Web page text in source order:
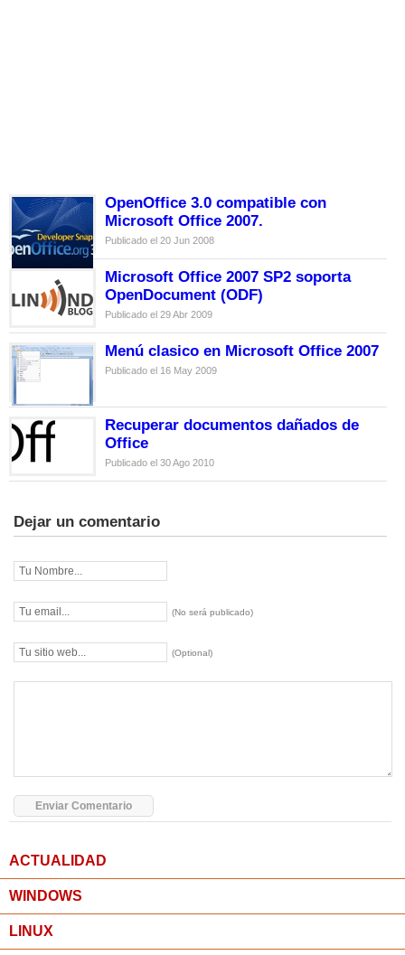
OpenOffice 3.0 compatible con
Microsoft Office 2007.
Publicado el 20 Jun 2008
Microsoft Office 2007 SP2 soporta
OpenDocument (ODF)
Publicado el 29 Abr 2009
Menú clasico en Microsoft Office 2007
Publicado el 16 May 2009
Recuperar documentos dañados de
Office
Publicado el 30 Ago 2010
Dejar un comentario
(No será publicado)
(Optional)
ACTUALIDAD
WINDOWS
LINUX